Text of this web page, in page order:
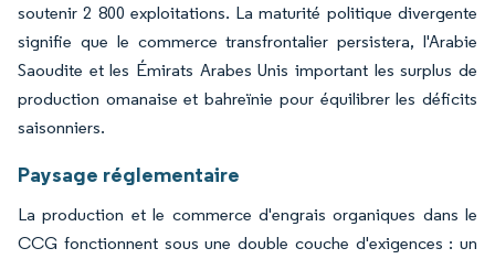
soutenir 2 800 exploitations. La maturité politique divergente
signifie que le commerce transfrontalier persistera, l'Arabie
Saoudite et les Émirats Arabes Unis important les surplus de
production omanaise et bahreïnie pour équilibrer les déficits
saisonniers.
Paysage réglementaire
La production et le commerce d'engrais organiques dans le
CCG fonctionnent sous une double couche d'exigences : un